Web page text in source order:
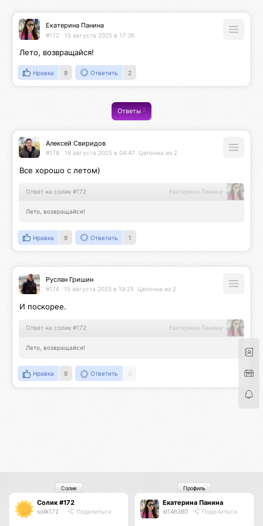
Екатерина Панина
#172 15 августа 2025 в 17:36
Лето, возвращайся!
Нравка 9 Ответить 2
Ответы 2
Алексей Свиридов
#178 16 августа 2025 в 04:47 Цепочка из 2
Все хорошо с летом)
Ответ на солик #172 Екатерина Панина
Лето, возвращайся!
Нравка 9 Ответить 1
Руслан Гришин
#174 15 августа 2025 в 19:25 Цепочка из 2
И поскорее.
Ответ на солик #172 Екатерина Панина
Лето, возвращайся!
Нравка 9 Ответить 0
Солик #172
solik172 Поделиться
Солик
Екатерина Панина
id146380 Поделиться
Профиль